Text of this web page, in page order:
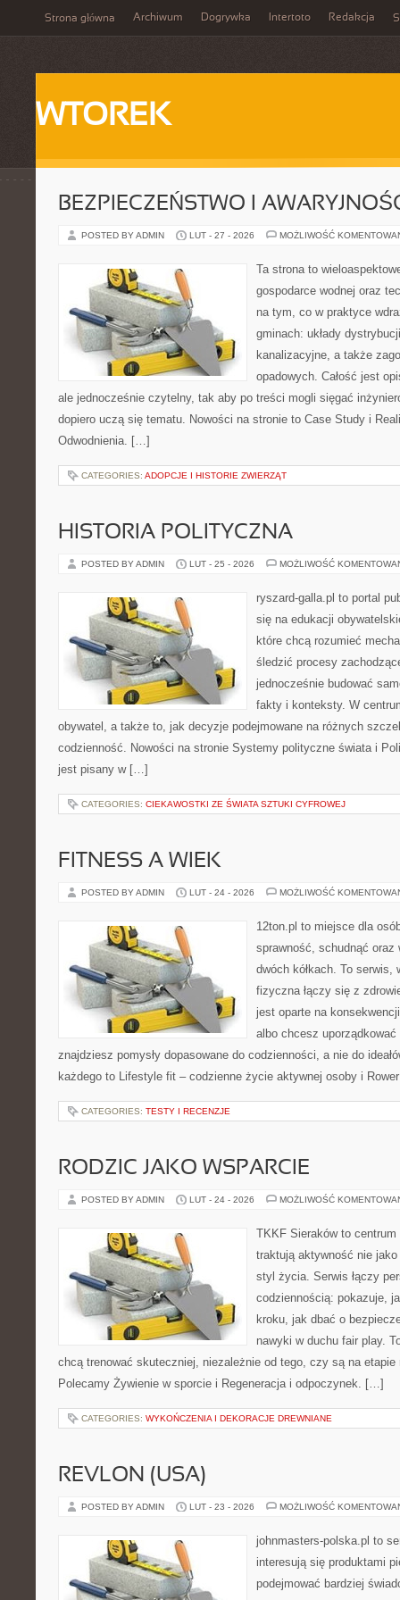
Strona główna Archiwum Dogrywka Intertoto Redakcja
WTOREK
BEZPIECZEŃSTWO I
POSTED BY ADMIN LUT - 27 - 2026 MOŻLIWOŚĆ
Ta strona to
gospodarce wodnej oraz
na tym, co w praktyce
gminach: układy
kanalizacyjne, a także
opadowych. Całość jest
ale jednocześnie czytelny, tak aby po treści mogli sięgać
dopiero uczą się tematu. Nowości na stronie to Case Study i
Odwodnienia. […]
CATEGORIES: ADOPCJE I HISTORIE ZWIERZĄT
HISTORIA POLITYCZNA
POSTED BY ADMIN LUT - 25 - 2026 MOŻLIWOŚĆ
ryszard-galla.pl to portal
się na edukacji
które chcą rozumieć
śledzić procesy
jednocześnie budować
fakty i konteksty. W
obywatel, a także to, jak decyzje podejmowane na różnych
codzienność. Nowości na stronie Systemy polityczne świata i
jest pisany w […]
CATEGORIES: CIEKAWOSTKI ZE ŚWIATA SZTUKI CYFROWEJ
FITNESS A WIEK
POSTED BY ADMIN LUT - 24 - 2026 MOŻLIWOŚĆ
12ton.pl to miejsce dla
sprawność, schudnąć oraz
dwóch kółkach. To
fizyczna łączy się z
jest oparte na
albo chcesz
znajdziesz pomysły dopasowane do codzienności, a nie do
każdego to Lifestyle fit – codzienne życie aktywnej osoby i
CATEGORIES: TESTY I RECENZJE
RODZIC JAKO WSPARCIE
POSTED BY ADMIN LUT - 24 - 2026 MOŻLIWOŚĆ
TKKF Sieraków to
traktują aktywność nie
styl życia. Serwis łączy
codziennością: pokazuje,
kroku, jak dbać o
nawyki w duchu fair play.
chcą trenować skuteczniej, niezależnie od tego, czy są na etapie
Polecamy Żywienie w sporcie i Regeneracja i odpoczynek. […]
CATEGORIES: WYKOŃCZENIA I DEKORACJE DREWNIANE
REVLON (USA)
POSTED BY ADMIN LUT - 23 - 2026 MOŻLIWOŚĆ
johnmasters-polska.pl to
interesują się produktami
podejmować bardziej